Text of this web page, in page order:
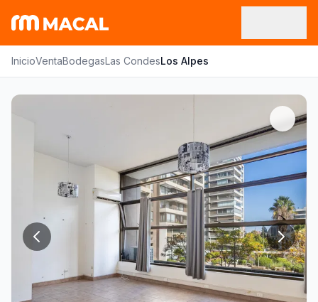
InicioVentaBodegasLas CondesLos Alpes